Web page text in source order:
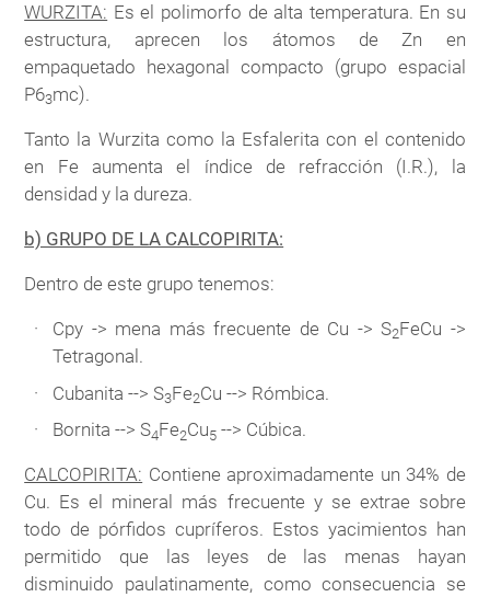
WURZITA: Es el polimorfo de alta temperatura. En su
estructura, aprecen los átomos de Zn en
empaquetado hexagonal compacto (grupo espacial
P63mc).
Tanto la Wurzita como la Esfalerita con el contenido
en Fe aumenta el índice de refracción (I.R.), la
densidad y la dureza.
b) GRUPO DE LA CALCOPIRITA:
Dentro de este grupo tenemos:
Cpy -> mena más frecuente de Cu -> S2FeCu ->
Tetragonal.
Cubanita --> S3Fe2Cu --> Rómbica.
Bornita --> S4Fe2Cu5 --> Cúbica.
CALCOPIRITA: Contiene aproximadamente un 34% de
Cu. Es el mineral más frecuente y se extrae sobre
todo de pórfidos cupríferos. Estos yacimientos han
permitido que las leyes de las menas hayan
disminuido paulatinamente, como consecuencia se